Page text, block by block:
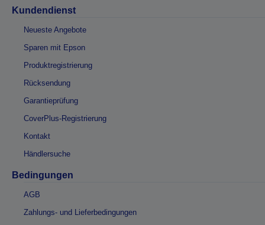
Kundendienst
Neueste Angebote
Sparen mit Epson
Produktregistrierung
Rücksendung
Garantieprüfung
CoverPlus-Registrierung
Kontakt
Händlersuche
Bedingungen
AGB
Zahlungs- und Lieferbedingungen